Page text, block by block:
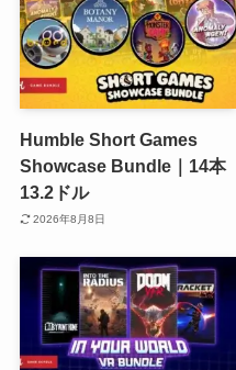
Humble Short Games
Showcase Bundle｜14本
13.2ドル
2026年8月8日